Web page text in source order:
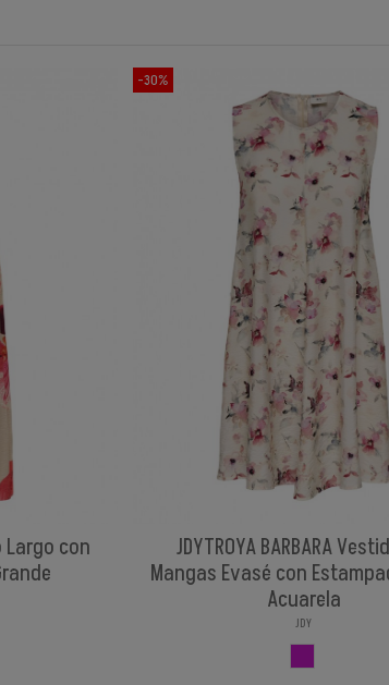
Largo con
-30%
JDYTROYA BARBARA
Mangas Evasé con
Acuarela
JDY